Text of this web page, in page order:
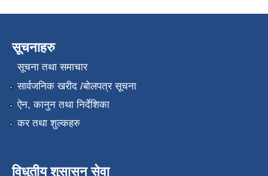
सूचनाहरु
सूचना तथा समाचार
सार्वजनिक खरीद /बोलपत्र सूचना
ऐन, कानुन तथा निर्देशिका
कर तथा शुल्कहरु
विधुतीय शुसासन सेवा